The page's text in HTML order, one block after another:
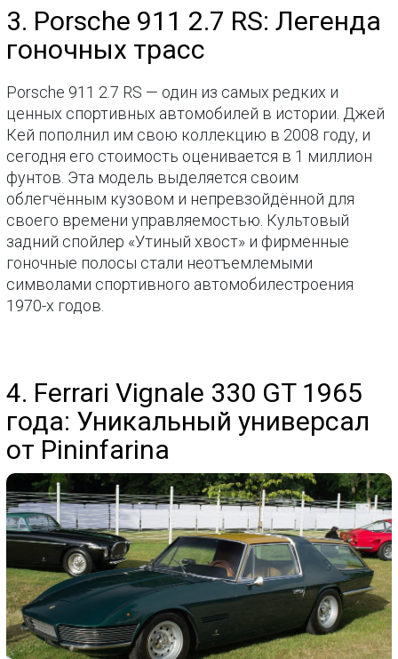
3. Porsche 911 2.7 RS: Легенда
гоночных трасс
Porsche 911 2.7 RS — один из самых редких и
ценных спортивных автомобилей в истории. Джей
Кей пополнил им свою коллекцию в 2008 году, и
сегодня его стоимость оценивается в 1 миллион
фунтов. Эта модель выделяется своим
облегчённым кузовом и непревзойдённой для
своего времени управляемостью. Культовый
задний спойлер «Утиный хвост» и фирменные
гоночные полосы стали неотъемлемыми
символами спортивного автомобилестроения
1970-х годов.
4. Ferrari Vignale 330 GT 1965
года: Уникальный универсал
от Pininfarina